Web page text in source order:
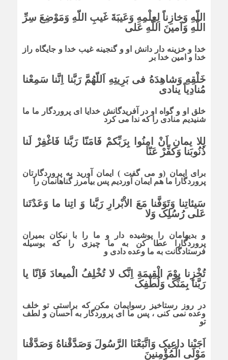
اللّهِ وَخازِناً لِعِلْمِهِ وَعَیبَةَ غَیبِ اللّهِ وَمَوْضِعَ سِرِّ
اللّهِ وَاَمینَ اللّهِ عَلى
خدا و خزینه دار دانش او و گنجینه غیب خدا و جایگاه راز
خدا و امین خدا بر
خَلْقِهِ وَشاهِدَهُ فى بَرِیتِهِ اَللّهُمَّ رَبَّنا اِنَّنا سَمِعْنا
مُنادِیاً ینادى
خلق او و گواه او در آفریدگانش خدایا اى پروردگار ما ما
شنیدیم منادى را که ندا مى کرد
لِلا یمانِ اَنْ امِنُوا بِرَبِّکمْ فَامَنّا رَبَّنا فَاغْفِرْ لَنا
ذُنُوبَنا وَکفِّرْ عَنّا
براى ایمان (و مى گفت ) ایمان آورید به پروردگارتان
پروردگارا ما هم ایمان آوردیم پس بیامرز گناهانمان را
سَیئاتِنا وَتَوَفَّنا مَعَ الاْبْرارِ رَبَّنا وَ اتِنا ما وَعَدْتَنا
عَلى رُسُلِک وَلا
و بدیهامان را پوشیده دار و ما را با نیکان بمیران
پروردگارا عطا کن به ما چیزى را که بوسیله
فرستادگانت به ما وعده دادى و
تُخْزِنا یوْمَ الْقِیمَةِ اِنَّک لا تُخْلِفُ الْمیعادَ فَاِنّا یا
رَبَّنا بِمَنِّک وَلُطْفِک
در روز رستاخیز رسوایمان مکن که براستى تو خلف
وعده نمى کنى ، پس ما اى پروردگار به احسان و لطف
تو
اَجَبْنا داعِیک وَاتَّبَعْنَا الرَّسُولَ وَصَدَّقْناهُ وَصَدَّقْنا
مَوْلَى الْمُؤْمِنینَ